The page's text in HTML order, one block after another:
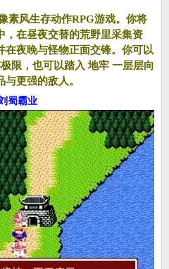
素风生存动作RPG游戏。你将
，在昼夜交替的荒野里采集资
在夜晚与怪物正面交锋。你可以
限，也可以踏入 地牢 一层层向
更强的敌人。
蜀霸业